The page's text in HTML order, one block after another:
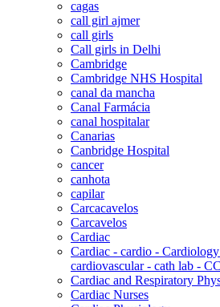
cagas
call girl ajmer
call girls
Call girls in Delhi
Cambridge
Cambridge NHS Hospital
canal da mancha
Canal Farmácia
canal hospitalar
Canarias
Canbridge Hospital
cancer
canhota
capilar
Carcacavelos
Carcavelos
Cardiac
Cardiac - cardio -
cardiovascular - cath lab -
Cardiac and Respiratory
Cardiac Nurses